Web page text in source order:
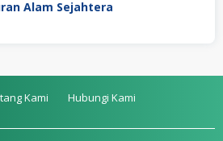
Alam Sejahtera
Kami Hubungi Kami